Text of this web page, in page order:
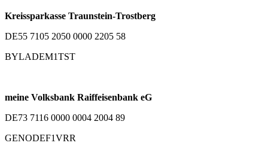
Kreissparkasse Traunstein-Trostberg
DE55 7105 2050 0000 2205 58
BYLADEM1TST
meine Volksbank Raiffeisenbank eG
DE73 7116 0000 0004 2004 89
GENODEF1VRR